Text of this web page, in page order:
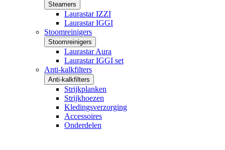
Steamers
Laurastar IZZI
Laurastar IGGI
Stoomreinigers
Stoomreinigers
Laurastar Aura
Laurastar IGGI set
Anti-kalkfilters
Anti-kalkfilters
Strijkplanken
Strijkhoezen
Kledingsverzorging
Accessoires
Onderdelen